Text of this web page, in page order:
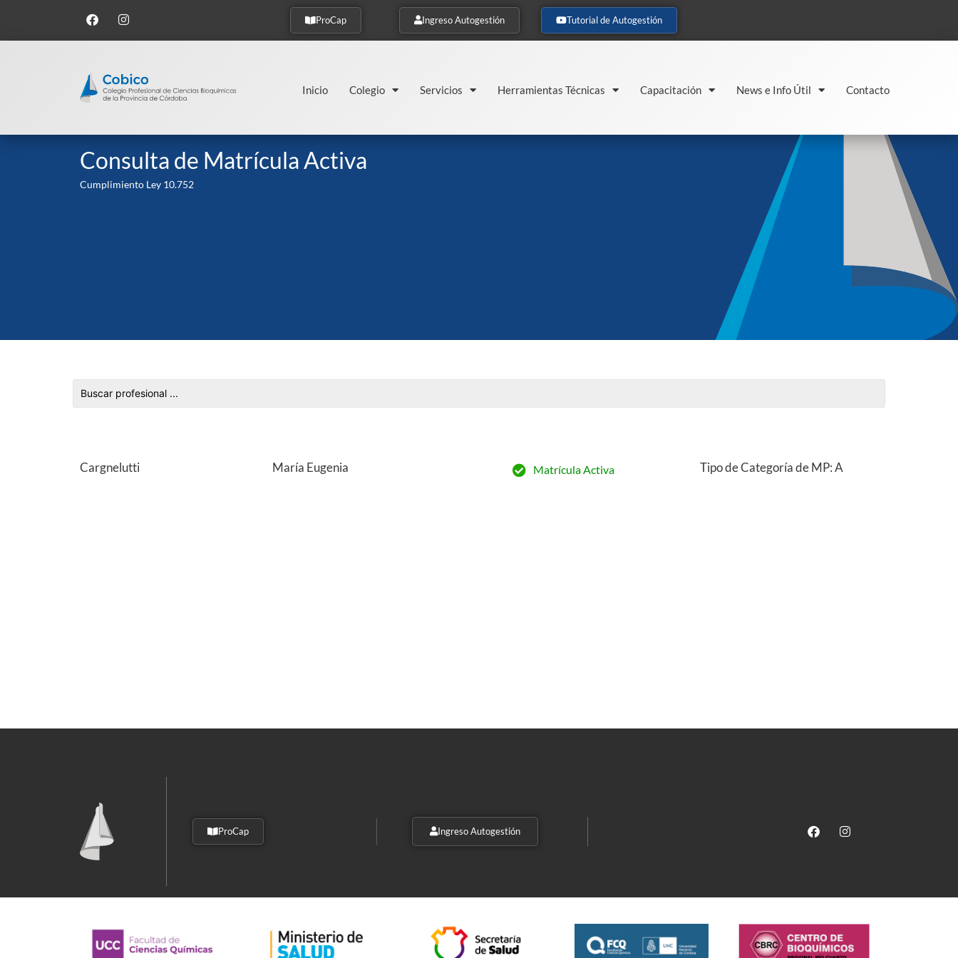
ProCap Ingreso Autogestión Tutorial de Autogestión
Inicio Colegio Servicios Herramientas Técnicas Capacitación News e Info Útil Contacto
Consulta de Matrícula Activa
Cumplimiento Ley 10.752
Cargnelutti María Eugenia Matrícula Activa Tipo de Categoría de MP: A
ProCap Ingreso Autogestión